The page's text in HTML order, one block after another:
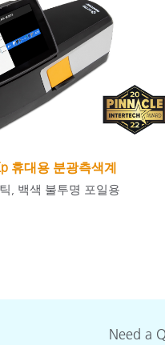
휴대용 분광측색계
, 백색 불투명 포일용
Need a